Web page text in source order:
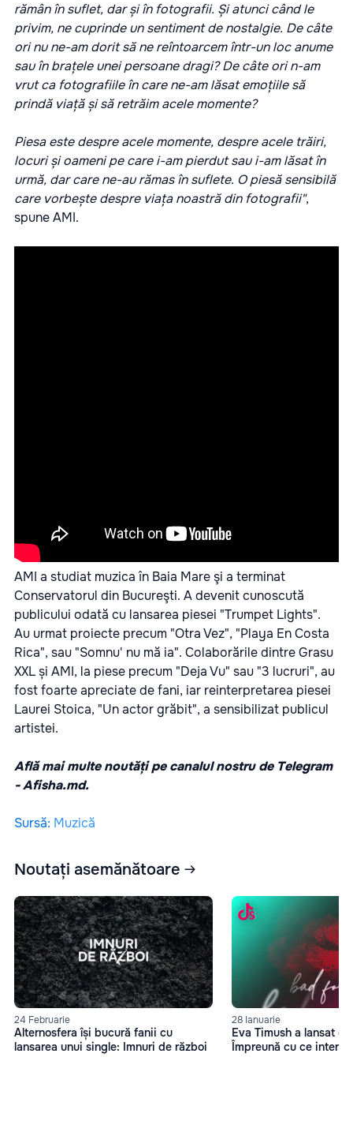
rămân în suflet, dar și în fotografii. Și atunci când le
privim, ne cuprinde un sentiment de nostalgie. De câte
ori nu ne-am dorit să ne reîntoarcem într-un loc anume
sau în brațele unei persoane dragi? De câte ori n-am
vrut ca fotografiile în care ne-am lăsat emoțiile să
prindă viață și să retrăim acele momente?
Piesa este despre acele momente, despre acele trăiri,
locuri și oameni pe care i-am pierdut sau i-am lăsat în
urmă, dar care ne-au rămas în suflete. O piesă sensibilă
care vorbește despre viața noastră din fotografii",
spune AMI.
AMI a studiat muzica în Baia Mare şi a terminat
Conservatorul din Bucureşti. A devenit cunoscută
publicului odată cu lansarea piesei "Trumpet Lights".
Au urmat proiecte precum "Otra Vez", "Playa En Costa
Rica", sau "Somnu' nu mă ia". Colaborările dintre Grasu
XXL și AMI, la piese precum "Deja Vu" sau "3 lucruri", au
fost foarte apreciate de fani, iar reinterpretarea piesei
Laurei Stoica, "Un actor grăbit", a sensibilizat publicul
artistei.
Află mai multe noutăți pe canalul nostru de Telegram
-Afisha.md.
Sursă: Muzică
Noutați asemănătoare
24 Februarie
Alternosfera își bucură fanii cu
lansarea unui single: Imnuri de război
28 Ianuarie
Eva Timush a lansat o
Împreună cu ce